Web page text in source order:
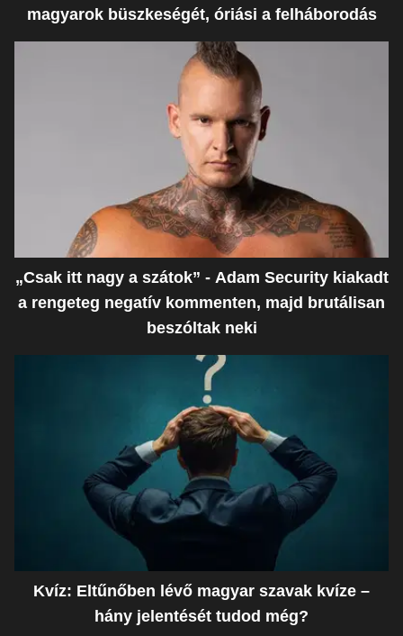
magyarok büszkeségét, óriási a felháborodás
„Csak itt nagy a szátok” - Adam Security kiakadt
a rengeteg negatív kommenten, majd brutálisan
beszóltak neki
Kvíz: Eltűnőben lévő magyar szavak kvíze –
hány jelentését tudod még?